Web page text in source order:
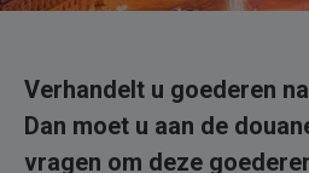
Verhandelt u goederen
Dan moet u aan de
vragen om deze